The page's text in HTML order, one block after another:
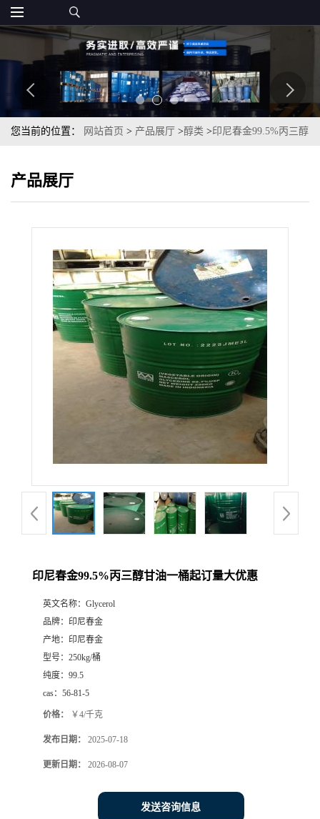
您当前的位置： 网站首页 > 产品展厅 >醇类 >印尼春金99.5%丙三醇
产品展厅
印尼春金99.5%丙三醇甘油一桶起订量大优惠
英文名称： Glycerol
品牌： 印尼春金
产地： 印尼春金
型号： 250kg/桶
纯度： 99.5
cas： 56-81-5
价格： ￥4/千克
发布日期： 2025-07-18
更新日期： 2026-08-07
发送咨询信息